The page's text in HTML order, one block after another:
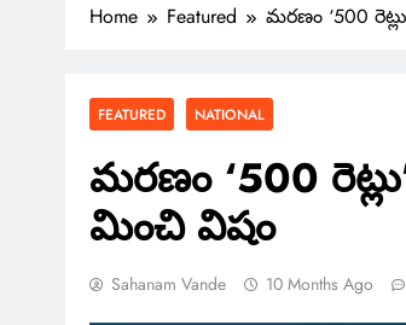
Home Featured మరణం ‘500
FEATURED NATIONAL
మరణం ‘500
మించి విషం
Sahanam Vande 10 Months Ago